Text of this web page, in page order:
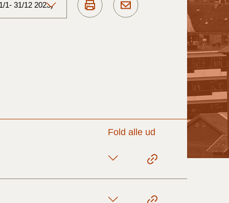
1- 31/12 2023)
7- 31/12
Fold alle ud